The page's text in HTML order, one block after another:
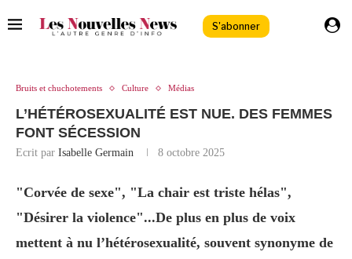
S'abonner
Bruits et chuchotements Culture Médias
L’HÉTÉROSEXUALITÉ EST NUE. DES FEMMES
FONT SÉCESSION
Ecrit par Isabelle Germain 8 octobre 2025
"Corvée de sexe", "La chair est triste hélas",
"Désirer la violence"...De plus en plus de voix
mettent à nu l’hétérosexualité, souvent synonyme de